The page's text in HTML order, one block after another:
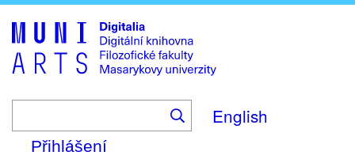
to
main
content
English
Přihlášení